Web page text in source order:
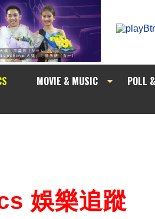
MOVIE & MUSIC POLL
娛樂追蹤